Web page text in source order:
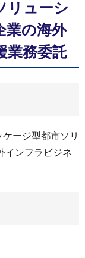
リューシ
業の海外
業務委託
ージ型都市ソリ
インフラビジネ